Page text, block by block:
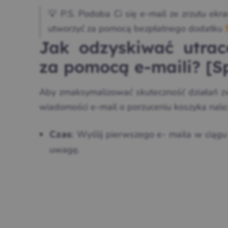
💡 P.S. Podoba Ci się e-mail ze zrzutu
utworzyć za pomocą bezpłatnego dodatku
Jak odzyskiwać
za pomocą e-maili?
Aby zmaksymalizować skuteczność działań
wiadomości e-mail o porzuceniu koszyka
Czas
: Wyślij pierwszego e- maila w
uwagę.